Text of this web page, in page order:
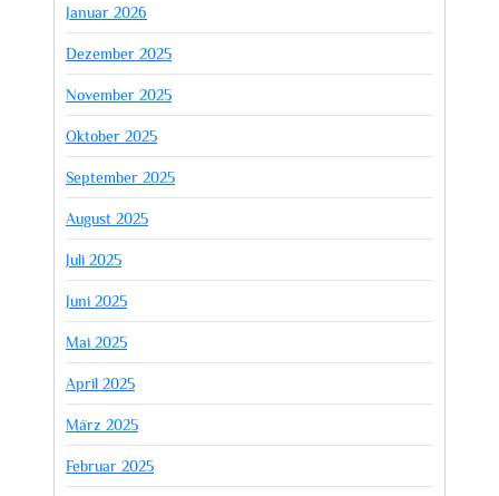
Januar 2026
Dezember 2025
November 2025
Oktober 2025
September 2025
August 2025
Juli 2025
Juni 2025
Mai 2025
April 2025
März 2025
Februar 2025